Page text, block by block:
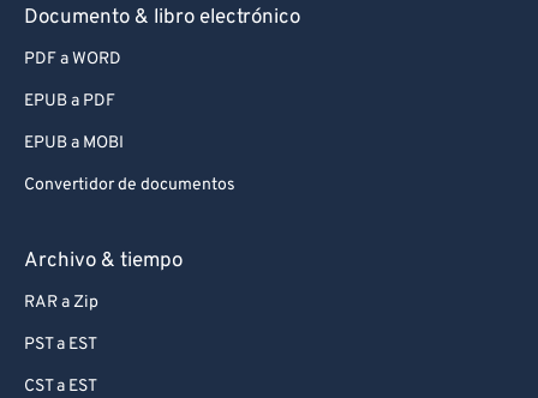
Documento & libro electrónico
PDF a WORD
EPUB a PDF
EPUB a MOBI
Convertidor de documentos
Archivo & tiempo
RAR a Zip
PST a EST
CST a EST